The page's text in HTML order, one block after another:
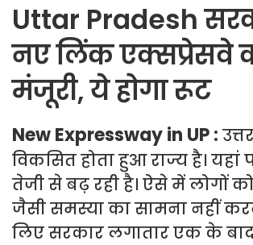
Uttar Pradesh
नए लिंक एक्सप्रेसवे
मंजूरी, ये होगा रूट
New Expressway in UP :
विकसित होता हुआ राज्य है। यहां
तेजी से बढ़ रही है। ऐसे में लोगों
जैसी समस्या का सामना नहीं
लिए सरकार लगातार एक के